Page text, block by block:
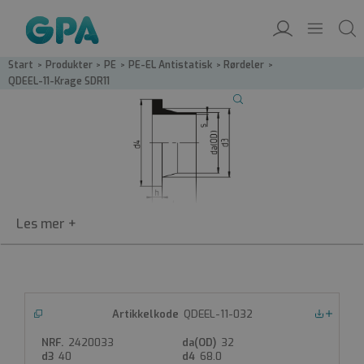
Start / Produkter / PE / PE-EL Antistatisk / Rørdeler /
QDEEL-11-Krage SDR11
QDEEL-11
Krage SDR11
PEHD-EL- krage SDR11
QDEEL-11-032
2420033
32
40
68.0